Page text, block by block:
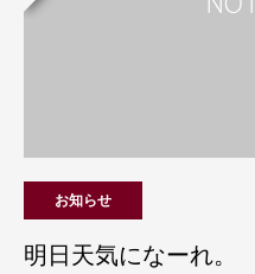
お知らせ
明日天気になーれ。